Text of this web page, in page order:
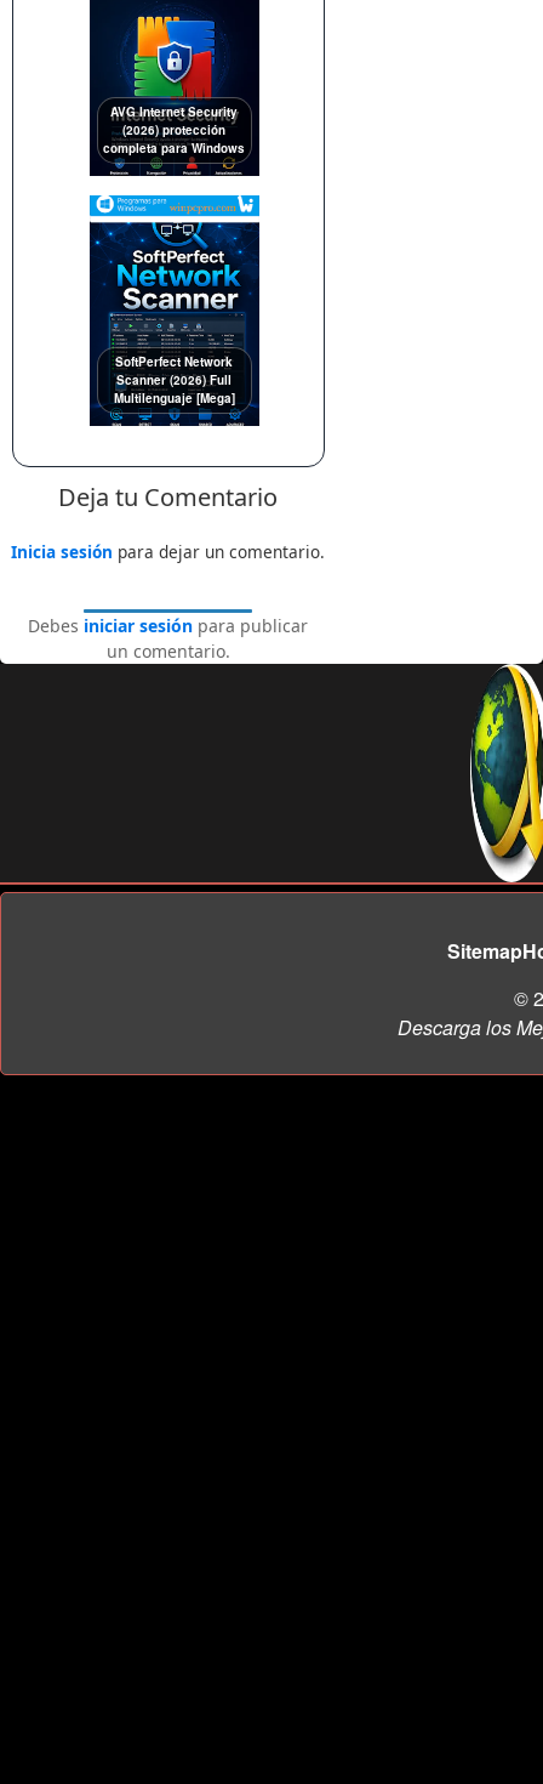
AVG Internet Security
(2026) protección
completa para Windows
SoftPerfect Network
Scanner (2026) Full
Multilenguaje [Mega]
Deja tu Comentario
Inicia sesión para dejar un comentario.
Debes iniciar sesión para publicar
un comentario.
Sitemap
©
Descarga los